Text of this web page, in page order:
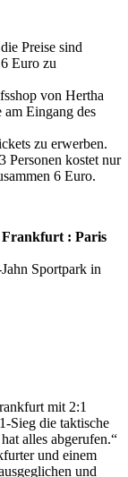
Preise sind
Euro zu
von Hertha
Eingang des
zu erwerben.
Personen kostet nur
6 Euro.
Frankfurt : Paris
Sportpark in
mit 2:1
Sieg die taktische
alles abgerufen.“
und einem
und